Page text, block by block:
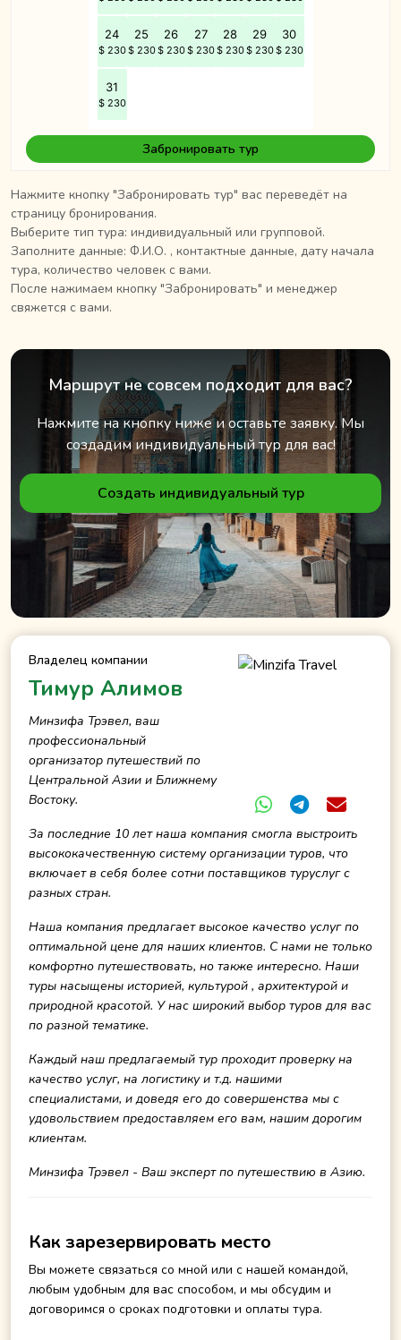
Забронировать тур
Нажмите кнопку "Забронировать тур" вас переведёт на
страницу бронирования.
Выберите тип тура: индивидуальный или групповой.
Заполните данные: Ф.И.О. , контактные данные, дату начала
тура, количество человек с вами.
После нажимаем кнопку "Забронировать" и менеджер
свяжется с вами.
Маршрут не совсем подходит для вас?
Нажмите на кнопку ниже и оставьте заявку. Мы
создадим индивидуальный тур для вас!
Создать индивидуальный тур
Владелец компании
Тимур Алимов
Минзифа Трэвел, ваш
профессиональный
организатор путешествий по
Центральной Азии и Ближнему
Востоку.
За последние 10 лет наша компания смогла выстроить
высококачественную систему организации туров, что
включает в себя более сотни поставщиков туруслуг с
разных стран.
Наша компания предлагает высокое качество услуг по
оптимальной цене для наших клиентов. С нами не только
комфортно путешествовать, но также интересно. Наши
туры насыщены историей, культурой , архитектурой и
природной красотой. У нас широкий выбор туров для вас
по разной тематике.
Каждый наш предлагаемый тур проходит проверку на
качество услуг, на логистику и т.д. нашими
специалистами, и доведя его до совершенства мы с
удовольствием предоставляем его вам, нашим дорогим
клиентам.
Минзифа Трэвел - Ваш эксперт по путешествию в Азию.
Как зарезервировать место
Вы можете связаться со мной или с нашей командой,
любым удобным для вас способом, и мы обсудим и
договоримся о сроках подготовки и оплаты тура.